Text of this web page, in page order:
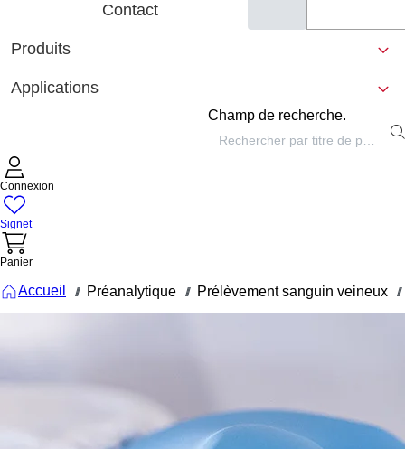
Contact
Produits
Applications
Champ de recherche.
Connexion
Signet
Panier
Accueil /// Préanalytique /// Prélèvement sanguin veineux ///